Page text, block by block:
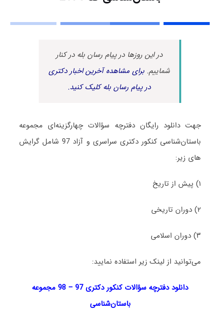
در این روزها در پیام رسان بله در کنار
شماییم.برای مشاهده آخرین اخبار دکتری
در پیام رسان بله کلیک کنید.
جهت دانلود رایگان دفترچه سؤالات چهارگزینه‌ای مجموعه
باستان‌شناسی کنکور دکتری سراسری و آزاد 97 شامل گرایش
های زیر:
۱) پیش از تاریخ
۲) دوران تاریخی
۳) دوران اسلامی
می‌توانید از لینک زیر استفاده نمایید:
دانلود دفترچه سؤالات کنکور دکتری 97 – 98 مجموعه
باستان‌شناسی